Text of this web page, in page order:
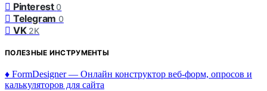
Pinterest 0
Telegram 0
VK 2K
ПОЛЕЗНЫЕ ИНСТРУМЕНТЫ
♦ FormDesigner — Онлайн конструктор веб-форм, опросов и
калькуляторов для сайта